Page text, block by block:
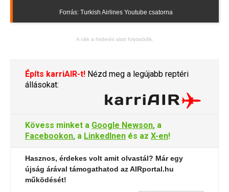
Forrás: Turkish Airlines Youtube csatorna
A cikk a hirdetés alatt folytatódik.
Építs karriAIR-t! Nézd meg a legújabb reptéri
állásokat:
Kövess minket a Google Newson, a
Facebookon, a LinkedInen és az X-en!
Hasznos, érdekes volt amit olvastál? Már egy
újság árával támogathatod az AIRportal.hu
működését!